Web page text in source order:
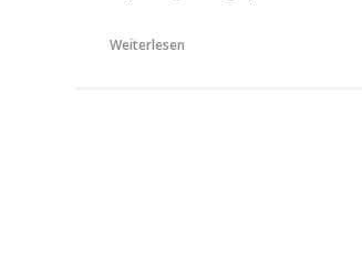
Weiterlesen